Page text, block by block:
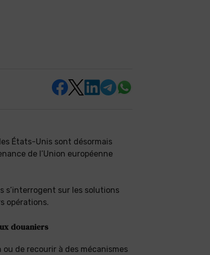
États-Unis sont désormais
de l’Union européenne
s’interrogent sur les solutions
opérations.
douaniers
de recourir à des mécanismes